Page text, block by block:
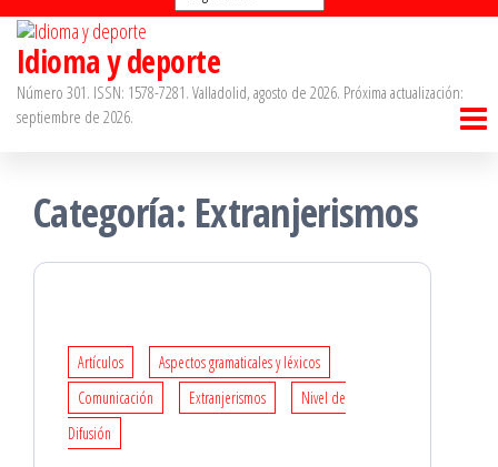
Idioma y deporte
Número 301. ISSN: 1578-7281. Valladolid, agosto de 2026. Próxima actualización:
septiembre de 2026.
Categoría: Extranjerismos
Artículos
Aspectos gramaticales y léxicos
Comunicación
Extranjerismos
Nivel de
Difusión